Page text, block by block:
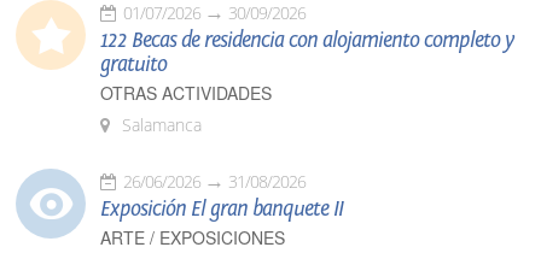
01/07/2026 30/09/2026
122 Becas de residencia con alojamiento completo y
gratuito
OTRAS ACTIVIDADES
Salamanca
26/06/2026 31/08/2026
Exposición El gran banquete II
ARTE / EXPOSICIONES